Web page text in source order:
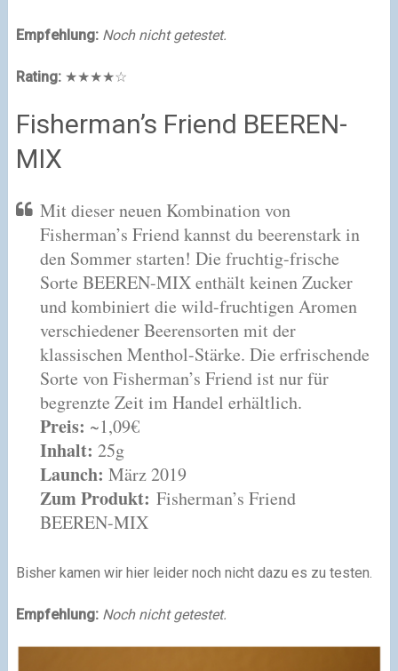
Empfehlung: Noch nicht getestet.
Rating:★★★★☆
Fisherman’s Friend BEEREN-
MIX
Mit dieser neuen Kombination von
Fisherman’s Friend kannst du beerenstark in
den Sommer starten! Die fruchtig-frische
Sorte BEEREN-MIX enthält keinen Zucker
und kombiniert die wild-fruchtigen Aromen
verschiedener Beerensorten mit der
klassischen Menthol-Stärke. Die erfrischende
Sorte von Fisherman’s Friend ist nur für
begrenzte Zeit im Handel erhältlich.
Preis: ~1,09€
Inhalt: 25g
Launch: März 2019
Zum Produkt: Fisherman’s Friend
BEEREN-MIX
Bisher kamen wir hier leider noch nicht dazu es zu testen.
Empfehlung: Noch nicht getestet.